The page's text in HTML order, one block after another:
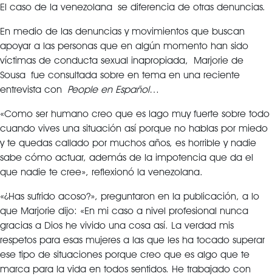
El caso de la venezolana se diferencia de otras denuncias.
En medio de las denuncias y movimientos que buscan
apoyar a las personas que en algún momento han sido
víctimas de conducta sexual inapropiada, Marjorie de
Sousa fue consultada sobre en tema en una reciente
entrevista con People en Español…
«Como ser humano creo que es lago muy fuerte sobre todo
cuando vives una situación así porque no hablas por miedo
y te quedas callado por muchos años, es horrible y nadie
sabe cómo actuar, además de la impotencia que da el
que nadie te cree», reflexionó la venezolana.
«¿Has sufrido acoso?», preguntaron en la publicación, a lo
que Marjorie dijo: «En mi caso a nivel profesional nunca
gracias a Dios he vivido una cosa así. La verdad mis
respetos para esas mujeres a las que les ha tocado superar
ese tipo de situaciones porque creo que es algo que te
marca para la vida en todos sentidos. He trabajado con